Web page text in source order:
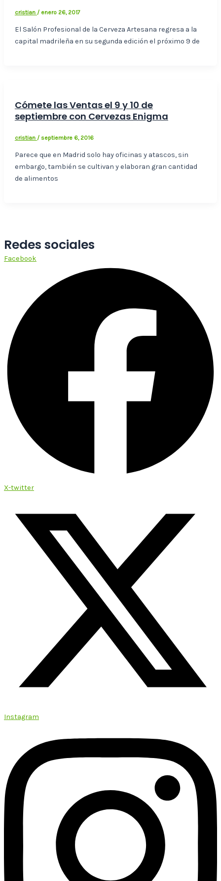
cristian / enero 26, 2017
El Salón Profesional de la Cerveza Artesana regresa a la
capital madrileña en su segunda edición el próximo 9 de
Cómete las Ventas el 9 y 10 de
septiembre con Cervezas Enigma
cristian / septiembre 6, 2016
Parece que en Madrid solo hay oficinas y atascos, sin
embargo, también se cultivan y elaboran gran cantidad
de alimentos
Redes sociales
Facebook
X-twitter
Instagram